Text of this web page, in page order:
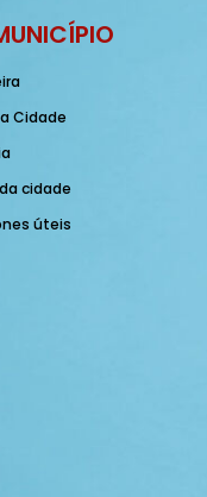
Cidade
cidade
úteis